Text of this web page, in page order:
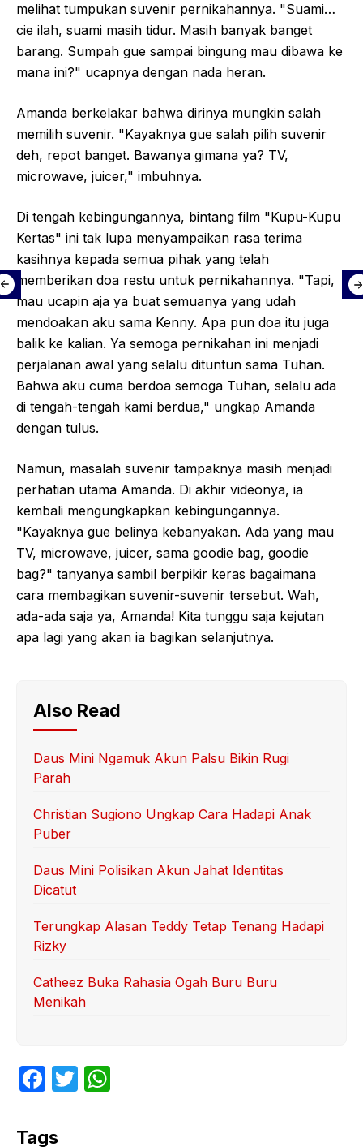
melihat tumpukan suvenir pernikahannya. "Suami…
cie ilah, suami masih tidur. Masih banyak banget
barang. Sumpah gue sampai bingung mau dibawa ke
mana ini?" ucapnya dengan nada heran.
Amanda berkelakar bahwa dirinya mungkin salah
memilih suvenir. "Kayaknya gue salah pilih suvenir
deh, repot banget. Bawanya gimana ya? TV,
microwave, juicer," imbuhnya.
Di tengah kebingungannya, bintang film "Kupu-Kupu
Kertas" ini tak lupa menyampaikan rasa terima
kasihnya kepada semua pihak yang telah
memberikan doa restu untuk pernikahannya. "Tapi,
mau ucapin aja ya buat semuanya yang udah
mendoakan aku sama Kenny. Apa pun doa itu juga
balik ke kalian. Ya semoga pernikahan ini menjadi
perjalanan awal yang selalu dituntun sama Tuhan.
Bahwa aku cuma berdoa semoga Tuhan, selalu ada
di tengah-tengah kami berdua," ungkap Amanda
dengan tulus.
Namun, masalah suvenir tampaknya masih menjadi
perhatian utama Amanda. Di akhir videonya, ia
kembali mengungkapkan kebingungannya.
"Kayaknya gue belinya kebanyakan. Ada yang mau
TV, microwave, juicer, sama goodie bag, goodie
bag?" tanyanya sambil berpikir keras bagaimana
cara membagikan suvenir-suvenir tersebut. Wah,
ada-ada saja ya, Amanda! Kita tunggu saja kejutan
apa lagi yang akan ia bagikan selanjutnya.
Also Read
Daus Mini Ngamuk Akun Palsu Bikin Rugi
Parah
Christian Sugiono Ungkap Cara Hadapi Anak
Puber
Daus Mini Polisikan Akun Jahat Identitas
Dicatut
Terungkap Alasan Teddy Tetap Tenang Hadapi
Rizky
Catheez Buka Rahasia Ogah Buru Buru
Menikah
F
c
T
Tags